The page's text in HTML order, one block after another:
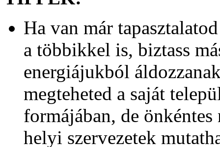
Ha van már
a többikkel is, biztass
energiájukból
megteheted a saját
formájában, de
helyi szervezetek